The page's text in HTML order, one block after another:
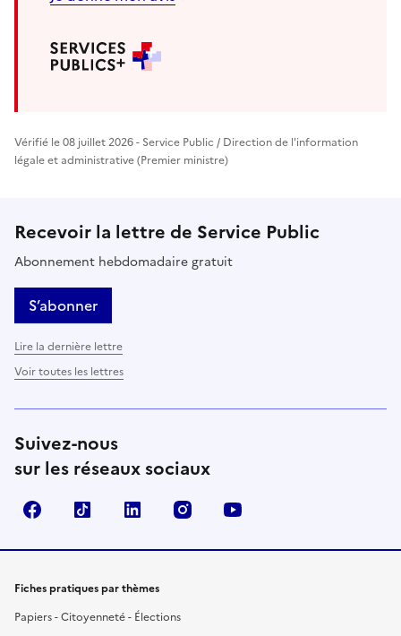
Vérifié le 08 juillet 2026 - Service Public / Direction de l'information
légale et administrative (Premier ministre)
Recevoir la lettre de Service Public
Abonnement hebdomadaire gratuit
S’abonner
Lire la dernière lettre
Voir toutes les lettres
Suivez-nous
sur les réseaux sociaux
FacebookTikTok LinkedIn Instagram
Fiches pratiques par thèmes
Papiers - Citoyenneté - Élections